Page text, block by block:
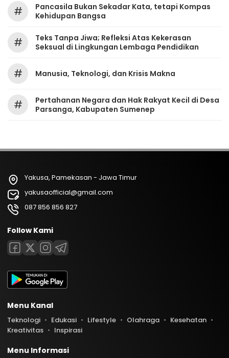
#
Pancasila Bukan Sekadar Kata, tetapi Kompas
Kehidupan Bangsa
#
Teks Tanpa Jiwa; Refleksi Atas Kekerasan
Seksual di Lingkungan Lembaga Pendidikan
# Manusia, Teknologi, dan Krisis Makna
#
Pertahanan Negara dan Hak Rakyat Kecil di Desa
Parsanga, Kabupaten Sumenep
Yakusa, Pamekasan - Jawa Timur
yakusaofficial@gmail.com
087 856 856 827
Follow Kami
Menu Kanal
Teknologi Edukasi Lifestyle Olahraga
Kesehatan
Kreativitas
Inspirasi
Menu Informasi